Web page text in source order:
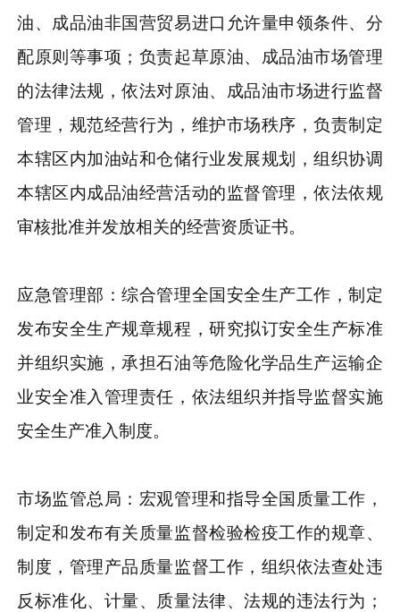
油、成品油非国营贸易进口允许量申领条件、分
配原则等事项；负责起草原油、成品油市场管理
的法律法规，依法对原油、成品油市场进行监督
管理，规范经营行为，维护市场秩序，负责制定
本辖区内加油站和仓储行业发展规划，组织协调
本辖区内成品油经营活动的监督管理，依法依规
审核批准并发放相关的经营资质证书。
应急管理部：综合管理全国安全生产工作，制定
发布安全生产规章规程，研究拟订安全生产标准
并组织实施，承担石油等危险化学品生产运输企
业安全准入管理责任，依法组织并指导监督实施
安全生产准入制度。
市场监管总局：宏观管理和指导全国质量工作，
制定和发布有关质量监督检验检疫工作的规章、
制度，管理产品质量监督工作，组织依法查处违
反标准化、计量、质量法律、法规的违法行为；